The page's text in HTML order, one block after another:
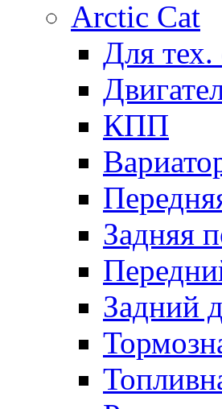
Arctic Cat
Для
КПП
Задняя
Задний